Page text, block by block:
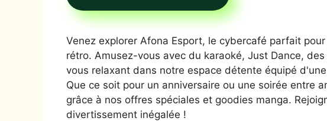
Venez explorer Afona Esport, le cybercafé parfait
rétro. Amusez-vous avec du karaoké, Just Dance,
vous relaxant dans notre espace détente équipé
Que ce soit pour un anniversaire ou une soirée entre
grâce à nos offres spéciales et goodies manga.
divertissement inégalée !